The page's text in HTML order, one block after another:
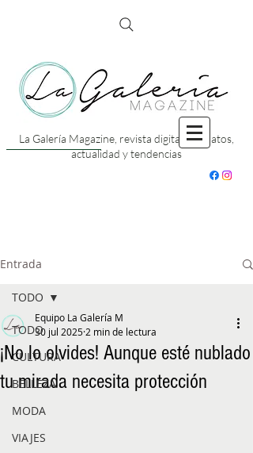
La Galería Magazine, revista digital con datos,
actualidad y tendencias
Entrada
TODO
CULTURA
BELLEZA
MODA
VIAJES
TODO
¡No lo olvides! Aunque esté nublado
tu mirada necesita protección
Equipo La Galería M
30 jul 2025 2 min de lectura